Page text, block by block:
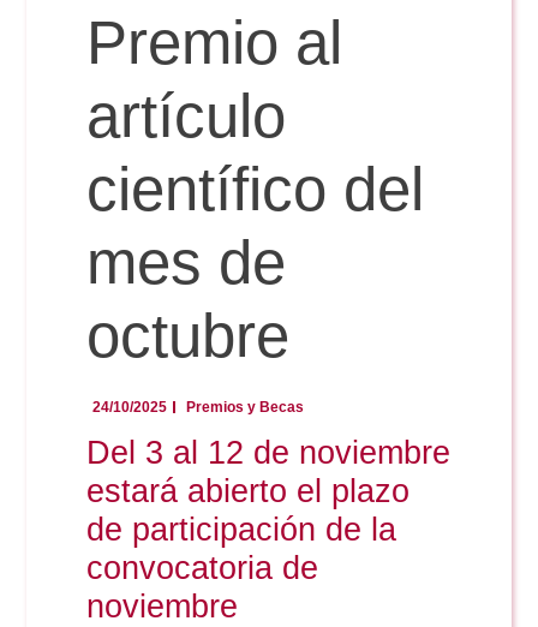
Premio al
artículo
científico del
mes de
octubre
24/10/2025 Premios y Becas
Del 3 al 12 de noviembre
estará abierto el plazo
de participación de la
convocatoria de
noviembre